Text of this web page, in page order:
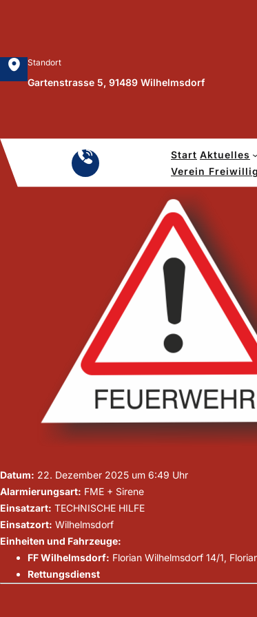
Standort
Gartenstrasse 5, 91489 Wilhelmsdorf
Start Aktuelles
Verein
Datum: 22. Dezember 2025 um 6:49 Uhr
Alarmierungsart: FME + Sirene
Einsatzart: TECHNISCHE HILFE
Einsatzort: Wilhelmsdorf
Einheiten und Fahrzeuge:
FF Wilhelmsdorf: Florian Wilhelmsdorf 14/1,
Rettungsdienst